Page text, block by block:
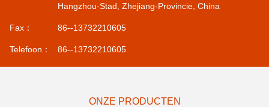
Hangzhou-Stad, Zhejiang-Provincie, China
Fax： 86--13732210605
Telefoon： 86--13732210605
ONZE PRODUCTEN